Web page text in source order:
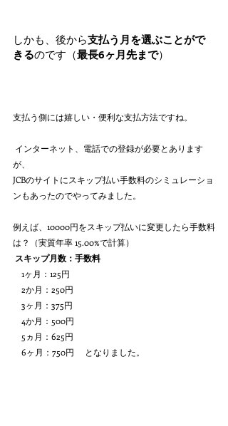
しかも、後から支払う月を選ぶことがで
きるのです（最長6ヶ月先まで）
支払う側には嬉しい・便利な支払方法ですね。
が、
JCBのサイトにスキップ払い手数料のシミュレーショ
ンもあったのでやってみました。
例えば、10000円をスキップ払いに変更したら手数料
は？（実質年率 15.00%で計算）
スキップ月数：手数料
1ヶ月：125円
2か月：250円
3ヶ月：375円
4か月：500円
5ヵ月：625円
6ヶ月：750円 　となりました。